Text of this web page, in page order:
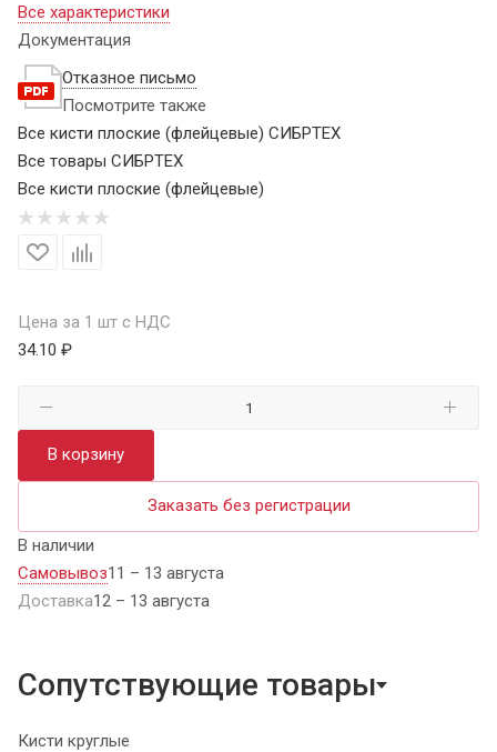
Все характеристики
Документация
Отказное письмо
Посмотрите также
Все кисти плоские (флейцевые) СИБРТЕХ
Все товары СИБРТЕХ
Все кисти плоские (флейцевые)
Цена за 1 шт с НДС
34.10 ₽
В корзину
Заказать без регистрации
В наличии
Самовывоз11 – 13 августа
Доставка12 – 13 августа
Сопутствующие товары
Кисти круглые